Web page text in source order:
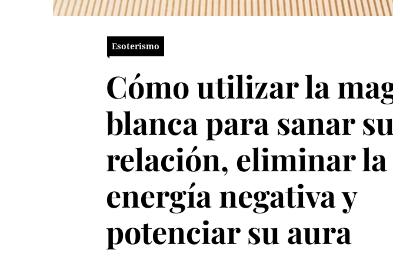
Esoterismo
Cómo utilizar la
blanca para sanar su
relación, eliminar la
energía negativa y
potenciar su aura